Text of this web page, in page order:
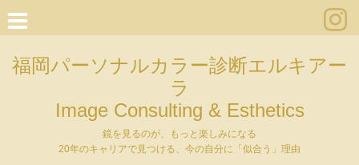
福岡パーソナルカラー診断エルキアー
ラ
Image Consulting & Esthetics
鏡を見るのが、もっと楽しみになる
20年のキャリアで見つける、今の自分に「似合う」理由